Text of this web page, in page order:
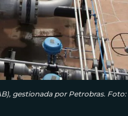
gestionada por Petrobras. Foto: